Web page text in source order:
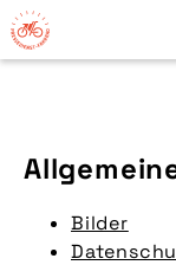
Bilder